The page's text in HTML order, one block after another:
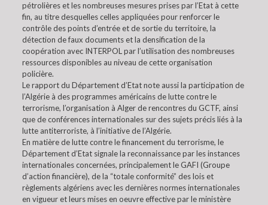
pétrolières et les nombreuses mesures prises par l’Etat à cette
fin, au titre desquelles celles appliquées pour renforcer le
contrôle des points d’entrée et de sortie du territoire, la
détection de faux documents et la densification de la
coopération avec INTERPOL par l’utilisation des nombreuses
ressources disponibles au niveau de cette organisation
policière.
Le rapport du Département d’Etat note aussi la participation de
l’Algérie à des programmes américains de lutte contre le
terrorisme, l’organisation à Alger de rencontres du GCTF, ainsi
que de conférences internationales sur des sujets précis liés à la
lutte antiterroriste, à l’initiative de l’Algérie.
En matière de lutte contre le financement du terrorisme, le
Département d’Etat signale la reconnaissance par les instances
internationales concernées, principalement le GAFI (Groupe
d’action financière), de la “totale conformité” des lois et
règlements algériens avec les dernières normes internationales
en vigueur et leurs mises en oeuvre effective par le ministère